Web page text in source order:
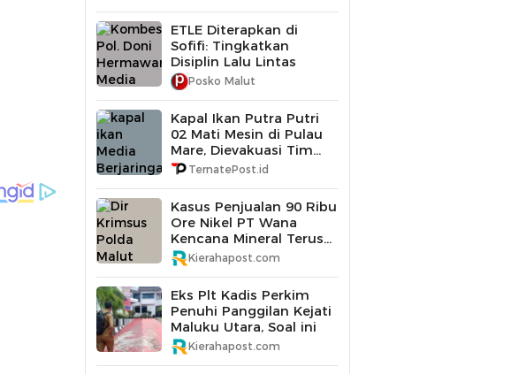
ETLE Diterapkan di
Sofifi: Tingkatkan
Disiplin Lalu Lintas
Posko Malut
Kapal Ikan Putra Putri
02 Mati Mesin di Pulau
Mare, Dievakuasi Tim
SAR Gabungan
TernatePost.id
Kasus Penjualan 90 Ribu
Ore Nikel PT Wana
Kencana Mineral Terus
Didalami Polda Maluku
Utara
Kierahapost.com
Eks Plt Kadis Perkim
Penuhi Panggilan Kejati
Maluku Utara, Soal ini
Kierahapost.com